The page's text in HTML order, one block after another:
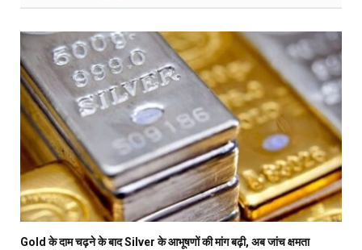
Gold के दाम चढ़ने के बाद Silver के आभूषणों की मांग बढ़ी, अब जांच क्षमता